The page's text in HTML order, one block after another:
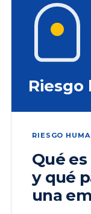
Riesgo
RIESGO
Qué
y qué
una